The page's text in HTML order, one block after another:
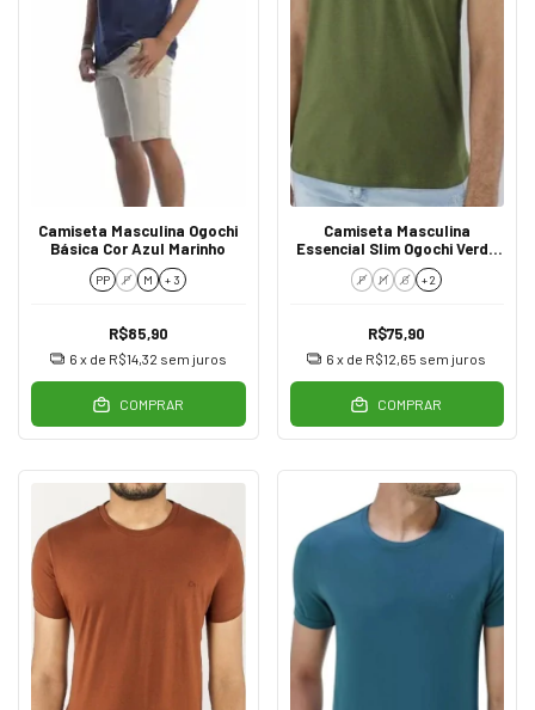
Camiseta Masculina Ogochi
Básica Cor Azul Marinho
PP P M + 3
R$85,90
6 x de R$14,32 sem juros
COMPRAR
Camiseta Masculina
Essencial Slim Ogochi Verde
Musgo 0323
P M G + 2
R$75,90
6 x de R$12,65 sem juros
COMPRAR